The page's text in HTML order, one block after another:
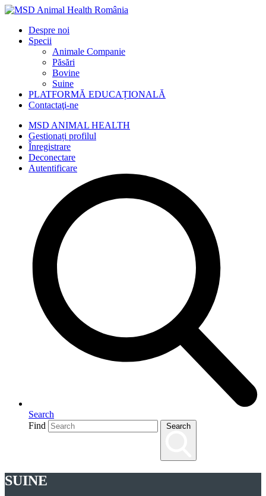
Despre noi
Specii
Animale Companie
Păsări
Bovine
Suine
PLATFORMĂ EDUCAȚIONALĂ
Contactaţi-ne
MSD ANIMAL HEALTH
Gestionați profilul
Înregistrare
Deconectare
Autentificare
Search
Find
Search
SUINE